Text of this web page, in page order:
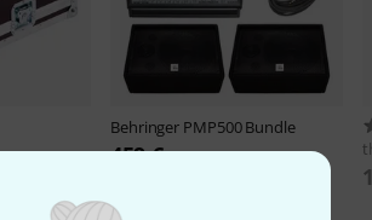
Behringer PMP500 Bundle
459 €